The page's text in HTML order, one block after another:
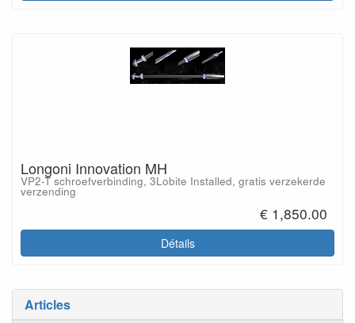
Articles
Longoni Innovation MH
VP2-T schroefverbinding, 3Lobite Installed, gratis verzekerde
verzending
€ 1,850.00
Détails